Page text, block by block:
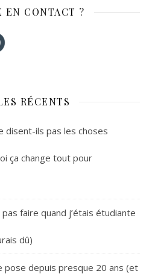
EN CONTACT ?
RÉCENTS
disent-ils pas les choses
ça change tout pour
faire quand j’étais étudiante
dû)
pose depuis presque 20 ans (et